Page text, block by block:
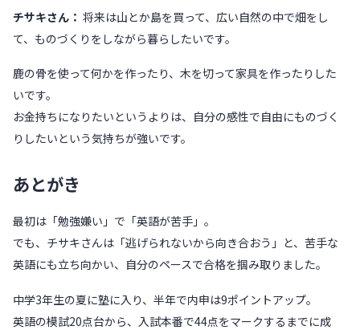
チサキさん： 将来は山とか島を買って、広い自然の中で畑をし
て、ものづくりをしながら暮らしたいです。
鹿の骨を使って何かを作ったり、木を切って家具を作ったりした
いです。
お金持ちになりたいというよりは、自分の感性で自由にものづく
りしたいという気持ちが強いです。
あとがき
最初は「勉強嫌い」で「英語が苦手」。
でも、チサキさんは「逃げられないから向き合おう」と、苦手な
英語にも立ち向かい、自分のペースで合格を掴み取りました。
中学3年生の夏に塾に入り、半年で内申は9ポイントアップ。
英語の模試20点台から、入試本番で44点をマークするまでに成